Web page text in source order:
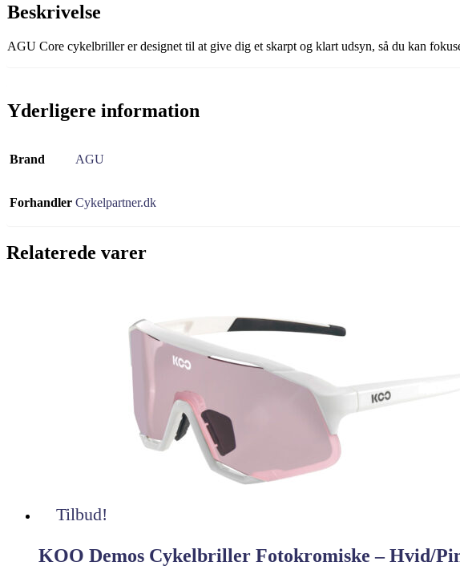
Beskrivelse
AGU Core cykelbriller er designet til at give dig et skarpt og klart udsyn, så du kan
Yderligere information
Brand AGU
Forhandler Cykelpartner.dk
Relaterede varer
Tilbud!
KOO Demos Cykelbriller Fotokromiske – Hvid/